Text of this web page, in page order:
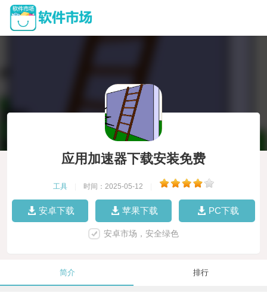
应用加速器下载安装免费
工具 时间：2025-05-12
安卓下载 苹果下载 PC下载
安卓市场，安全绿色
简介 排行